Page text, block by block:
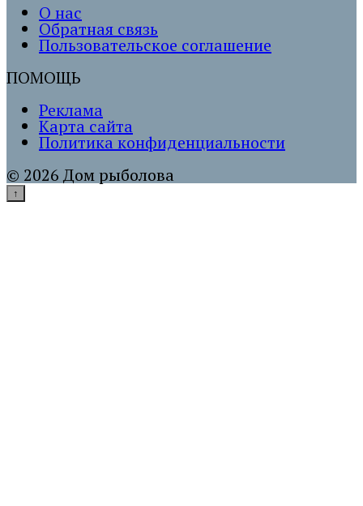
О нас
Обратная связь
Пользовательское соглашение
ПОМОЩЬ
Реклама
Карта сайта
Политика конфиденциальности
© 2026 Дом рыболова